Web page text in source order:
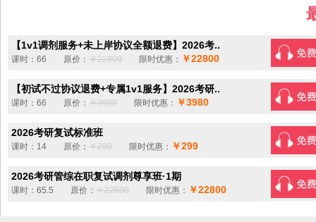
【1v1调剂服务+未上岸协议全额退费】2026考..
课时：66 原价： ￥22800 限时优惠： ￥22800
【初试不过协议退费+专属1v1服务】2026考研..
课时：66 原价： ￥3980 限时优惠： ￥3980
2026考研复试标准班
课时：14 原价： ￥299 限时优惠： ￥299
2026考研管综在职复试调剂尊享班·1期
课时：65.5 原价： ￥22800 限时优惠： ￥22800